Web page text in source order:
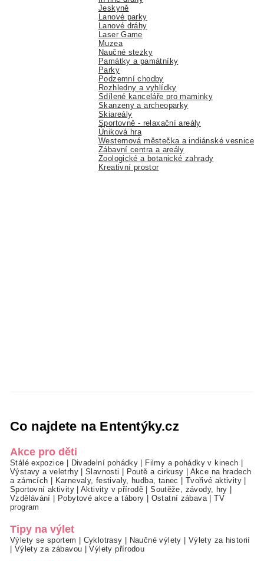
Jeskyně
Lanové parky
Lanové dráhy
Laser Game
Muzea
Naučné stezky
Památky a památníky
Parky
Podzemní chodby
Rozhledny a vyhlídky
Sdílené kanceláře pro maminky
Skanzeny a archeoparky
Skiareály
Sportovně - relaxační areály
Úniková hra
Westernová městečka a indiánské vesnice
Zábavní centra a areály
Zoologické a botanické zahrady
Kreativní prostor
Co najdete na Ententýky.cz
Akce pro děti
Stálé expozice Divadelní pohádky Filmy a pohádky v kinech
Výstavy a veletrhy|Slavnosti Poutě a cirkusy
Akce na hradech
a zámcích
Karnevaly, festivaly, hudba, tanec Tvořivé aktivity
Sportovní aktivity|Aktivity v přírodě |Soutěže, závody, hry
Vzdělávání
Pobytové akce a tábory Ostatní zábava|TV
program
Tipy na výlet
Výlety se sportem Cyklotrasy Naučné výlety
Výlety za historií
Výlety za zábavou |Výlety přírodou